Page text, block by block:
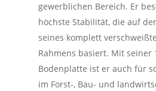
gewerblichen Bereich. Er
höchste Stabilität, die auf
seines komplett
Rahmens basiert. Mit seiner
Bodenplatte ist er auch für
im Forst-, Bau- und